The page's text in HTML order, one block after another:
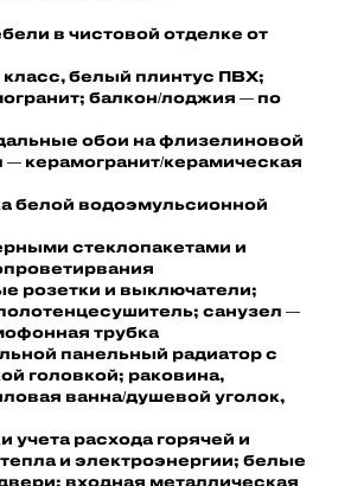
в чистовой отделке от
класс, белый плинтус ПВХ;
балкон/лоджия — по
обои на флизелиновой
— керамогранит/керамическая
белой водоэмульсионной
стеклопакетами и
розетки и выключатели;
санузел —
трубка
панельный радиатор с
головкой; раковина,
ванна/душевой уголок,
учета расхода горячей и
и электроэнергии; белые
входная металлическая